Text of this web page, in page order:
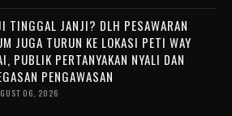
TINGGAL JANJI? DLH PESAWARAN
JUGA TURUN KE LOKASI PETI WAY
PUBLIK PERTANYAKAN NYALI DAN
PENGAWASAN
06, 2026